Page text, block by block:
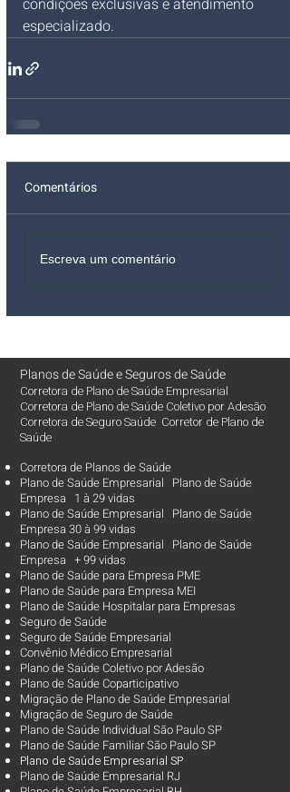
condições exclusivas e atendimento
especializado.
Comentários
Escreva um comentário
Planos de SaúdeeSeguros de Saúde
Corretora de Plano de Saúde Empresarial
Corretora de Plano de Saúde Coletivo por Adesão
Corretora de Seguro Saúde Corretor de Plano de
Saúde
Corretora de Planos de Saúde
Plano de Saúde Empresarial Plano de Saúde
Empresa 1 à 29 vidas
Plano de Saúde Empresarial Plano de Saúde
Empresa 30 à 99 vidas ​
Plano de Saúde Empresarial Plano de Saúde
Empresa + 99 vidas
Plano de Saúde para Empresa PME
Plano de Saúde para Empresa MEI
Plano de Saúde Hospitalar para Empresas
Seguro de Saúde
Seguro de Saúde Empresarial
Convênio Médico Empresarial
Plano de Saúde Coletivo por Adesão
Plano de Saúde Coparticipativo
Migração de Plano de Saúde Empresarial
Migração de Seguro de Saúde
Plano de Saúde Individual São Paulo SP
Plano de Saúde Familiar São Paulo SP
Plano de Saúde Empresarial SP
Plano de Saúde Empresarial RJ